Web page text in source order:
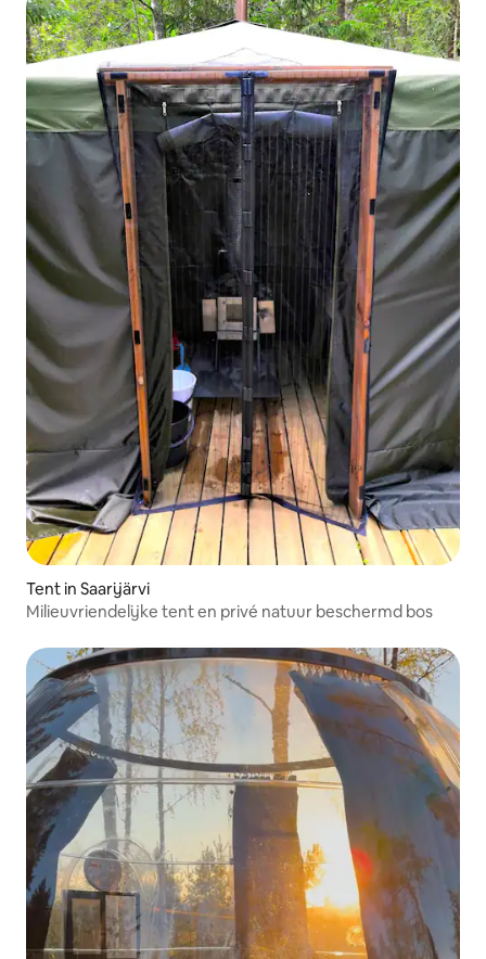
Tent in Saarijärvi
Milieuvriendelijke tent en privé natuur beschermd bos